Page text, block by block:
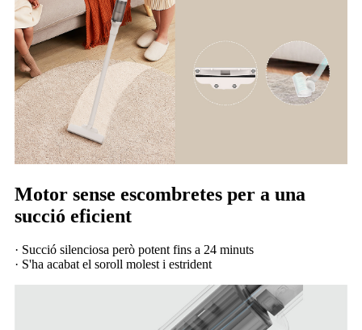
Motor sense escombretes per a una
succió eficient
· Succió silenciosa però potent fins a 24 minuts
· S'ha acabat el soroll molest i estrident